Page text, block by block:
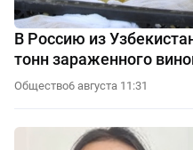
В Россию из
тонн зараженного
Общество6 августа 11:31